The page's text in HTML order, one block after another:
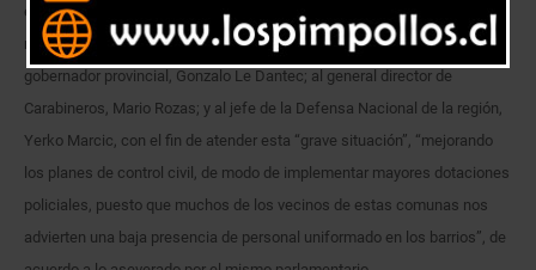
esta mañana el diputado del movimiento UNIR, Marcelo Díaz, ofició al
ministro de Interior, Gonzalo Blumel; al intendente Jorge Martínez; al
gobernador provincial, Gonzalo Le Dantec; al general director de
Carabineros, Mario Rozas; y al jefe de la Defensa Nacional de la región,
Yerko Marcic, con el fin de atender esta “grave situación”, “mejorando
los planes de control civil, de modo de implementar mayores dotaciones
policiales, puesto que muchos de los vecinos de estas comunas nos
advierten una baja presencia de personal uniformado en los barrios”, de